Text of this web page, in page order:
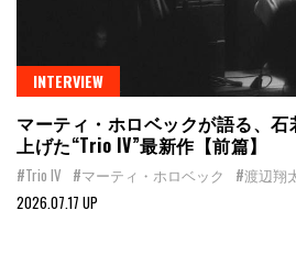
INTERVIEW
マーティ・ホロベックが語る、石
上げた“Trio IV”最新作【前篇】
#Trio IV #マーティ・ホロベック #渡辺翔
2026.07.17 UP